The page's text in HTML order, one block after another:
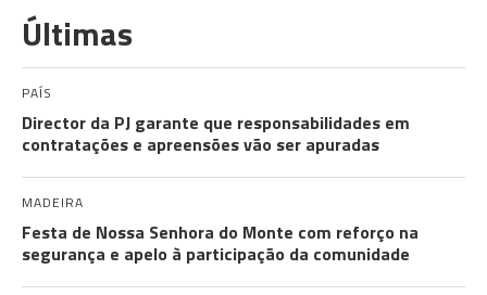
Últimas
PAÍS
Director da PJ garante que responsabilidades em
contratações e apreensões vão ser apuradas
MADEIRA
Festa de Nossa Senhora do Monte com reforço na
segurança e apelo à participação da comunidade